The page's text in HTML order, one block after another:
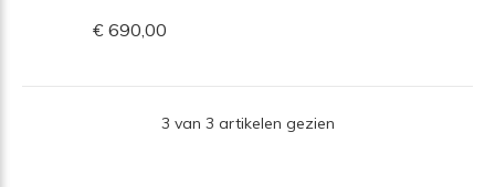
€ 690,00
3 van 3 artikelen gezien